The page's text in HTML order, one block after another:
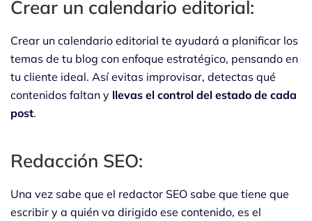
Crear un calendario editorial:
Crear un calendario editorial te ayudará a planificar los
temas de tu blog con enfoque estratégico, pensando en
tu cliente ideal. Así evitas improvisar, detectas qué
contenidos faltan y llevas el control del estado de cada
post.
Redacción SEO:
Una vez sabe que el redactor SEO sabe que tiene que
escribir y a quién va dirigido ese contenido, es el